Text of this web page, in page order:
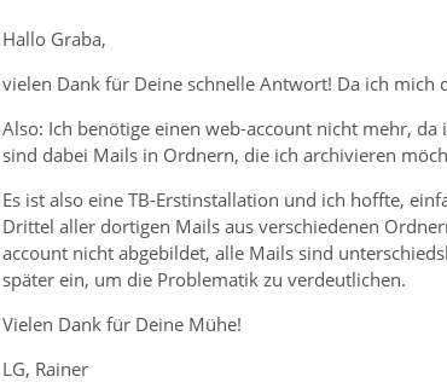
Hallo Graba,
vielen Dank für Deine schnelle Antwort! Da ich mich
Also: Ich benötige einen web-account nicht mehr,
sind dabei Mails in Ordnern, die ich archivieren
Es ist also eine TB-Erstinstallation und ich hoffte,
Drittel aller dortigen Mails aus verschiedenen
account nicht abgebildet, alle Mails sind
später ein, um die Problematik zu verdeutlichen.
Vielen Dank für Deine Mühe!
LG, Rainer